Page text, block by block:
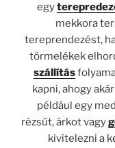
egy
mekkora
tereprendezést,
törmelékek
szállítás
kapni, ahogy
például egy
rézsűt, árkot vagy
kivitelezni a